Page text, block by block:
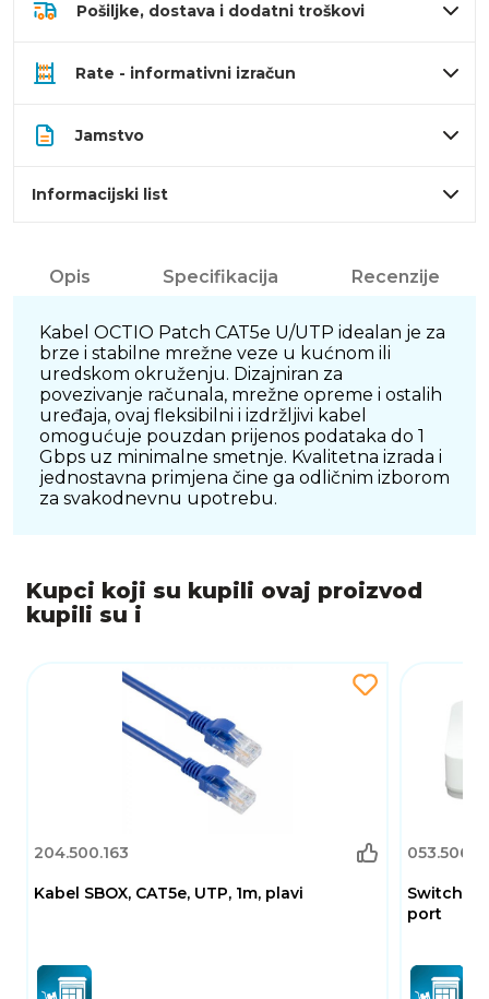
Pošiljke, dostava i dodatni troškovi
Rate - informativni izračun
Jamstvo
Informacijski list
Opis Specifikacija Recenzije
Kabel OCTIO Patch CAT5e U/UTP idealan je za
brze i stabilne mrežne veze u kućnom ili
uredskom okruženju. Dizajniran za
povezivanje računala, mrežne opreme i ostalih
uređaja, ovaj fleksibilni i izdržljivi kabel
omogućuje pouzdan prijenos podataka do 1
Gbps uz minimalne smetnje. Kvalitetna izrada i
jednostavna primjena čine ga odličnim izborom
za svakodnevnu upotrebu.
Kupci koji su kupili ovaj proizvod
kupili su i
204.500.163
Kabel SBOX, CAT5e, UTP, 1m, plavi
Switch D-
port